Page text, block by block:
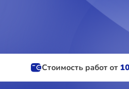
Стоимость работ от